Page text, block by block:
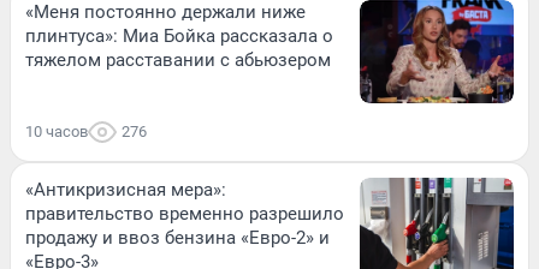
«Меня постоянно держали ниже
плинтуса»: Миа Бойка рассказала о
тяжелом расставании с абьюзером
10 часов 276
«Антикризисная мера»:
правительство временно разрешило
продажу и ввоз бензина «Евро-2» и
«Евро-3»